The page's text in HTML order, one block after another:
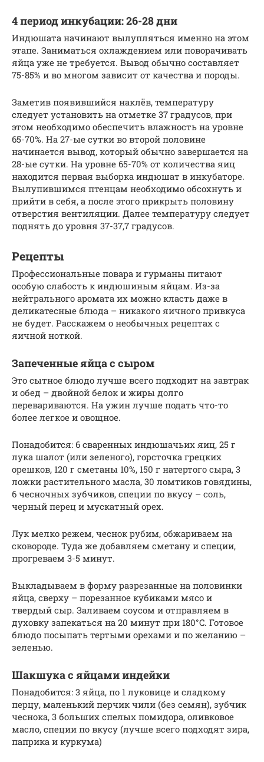
4 период инкубации: 26-28 дни
Индюшата начинают вылупляться именно на этом
этапе. Заниматься охлаждением или поворачивать
яйца уже не требуется. Вывод обычно составляет
75-85% и во многом зависит от качества и породы.
Заметив появившийся наклёв, температуру
следует установить на отметке 37 градусов, при
этом необходимо обеспечить влажность на уровне
65-70%. На 27-ые сутки во второй половине
начинается вывод, который обычно завершается на
28-ые сутки. На уровне 65-70% от количества яиц
находится первая выборка индюшат в инкубаторе.
Вылупившимся птенцам необходимо обсохнуть и
прийти в себя, а после этого прикрыть половину
отверстия вентиляции. Далее температуру следует
поднять до уровня 37-37,7 градусов.
Рецепты
Профессиональные повара и гурманы питают
особую слабость к индюшиным яйцам. Из-за
нейтрального аромата их можно класть даже в
деликатесные блюда – никакого яичного привкуса
не будет. Расскажем о необычных рецептах с
яичной ноткой.
Запеченные яйца с сыром
Это сытное блюдо лучше всего подходит на завтрак
и обед – двойной белок и жиры долго
перевариваются. На ужин лучше подать что-то
более легкое и овощное.
Понадобится: 6 сваренных индюшачьих яиц, 25 г
лука шалот (или зеленого), горсточка грецких
орешков, 120 г сметаны 10%, 150 г натертого сыра, 3
ложки растительного масла, 30 ломтиков говядины,
6 чесночных зубчиков, специи по вкусу – соль,
черный перец и мускатный орех.
Лук мелко режем, чеснок рубим, обжариваем на
сковороде. Туда же добавляем сметану и специи,
прогреваем 3-5 минут.
Выкладываем в форму разрезанные на половинки
яйца, сверху – порезанное кубиками мясо и
твердый сыр. Заливаем соусом и отправляем в
духовку запекаться на 20 минут при 180°C. Готовое
блюдо посыпать тертыми орехами и по желанию –
зеленью.
Шакшука с яйцами индейки
Понадобится: 3 яйца, по 1 луковице и сладкому
перцу, маленький перчик чили (без семян), зубчик
чеснока, 3 больших спелых помидора, оливковое
масло, специи по вкусу (лучше всего подходят зира,
паприка и куркума)